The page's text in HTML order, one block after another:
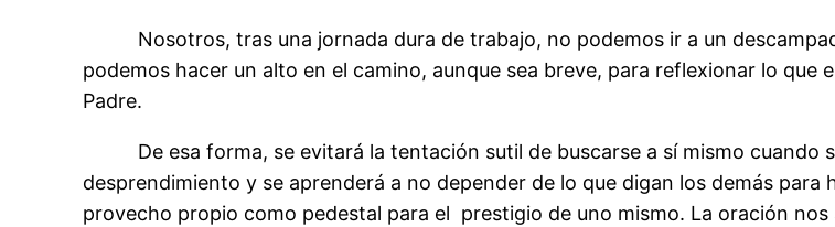
Nosotros, tras una jornada dura de trabajo, no podemos ir a un
podemos hacer un alto en el camino, aunque sea breve, para reflexionar lo
Padre.
De esa forma, se evitará la tentación sutil de buscarse a sí mismo cuando
desprendimiento y se aprenderá a no depender de lo que digan los demás
provecho propio como pedestal para el prestigio de uno mismo. La oración